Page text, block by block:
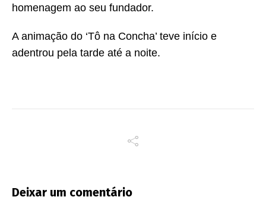
homenagem ao seu fundador.
A animação do ‘Tô na Concha’ teve início e
adentrou pela tarde até a noite.
Deixar um comentário